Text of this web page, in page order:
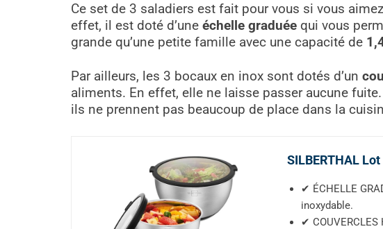
Ce set de 3 saladiers est fait pour vous si vous
effet, il est doté d’une échelle graduée qui vous
grande qu’une petite famille avec une capacité de
Par ailleurs, les 3 bocaux en inox sont dotés d’un
aliments. En effet, elle ne laisse passer aucune
ils ne prennent pas beaucoup de place dans la
SILBERTHAL
✔ ÉCHELLE
inoxydable.
✔